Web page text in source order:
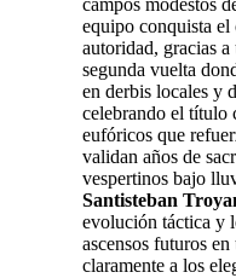
campos modestos
equipo conquista el
autoridad, gracias
segunda vuelta
en derbis locales y
celebrando el título
eufóricos que
validan años de
vespertinos bajo
Santisteban
evolución táctica y
ascensos futuros
claramente a los